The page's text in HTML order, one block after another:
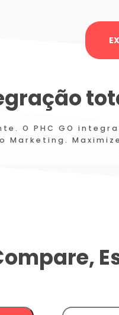
O PHC GO
Marketing.